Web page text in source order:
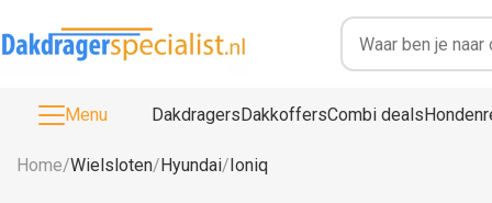
Menu DakdragersDakkoffersCombi deals
Home/Wielsloten/Hyundai/Ioniq